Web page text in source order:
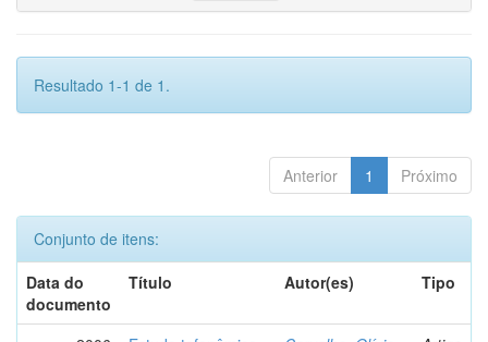
Resultado 1-1 de 1.
Anterior 1 Próximo
Conjunto de itens:
Data do
documento
Título Autor(es) Tipo